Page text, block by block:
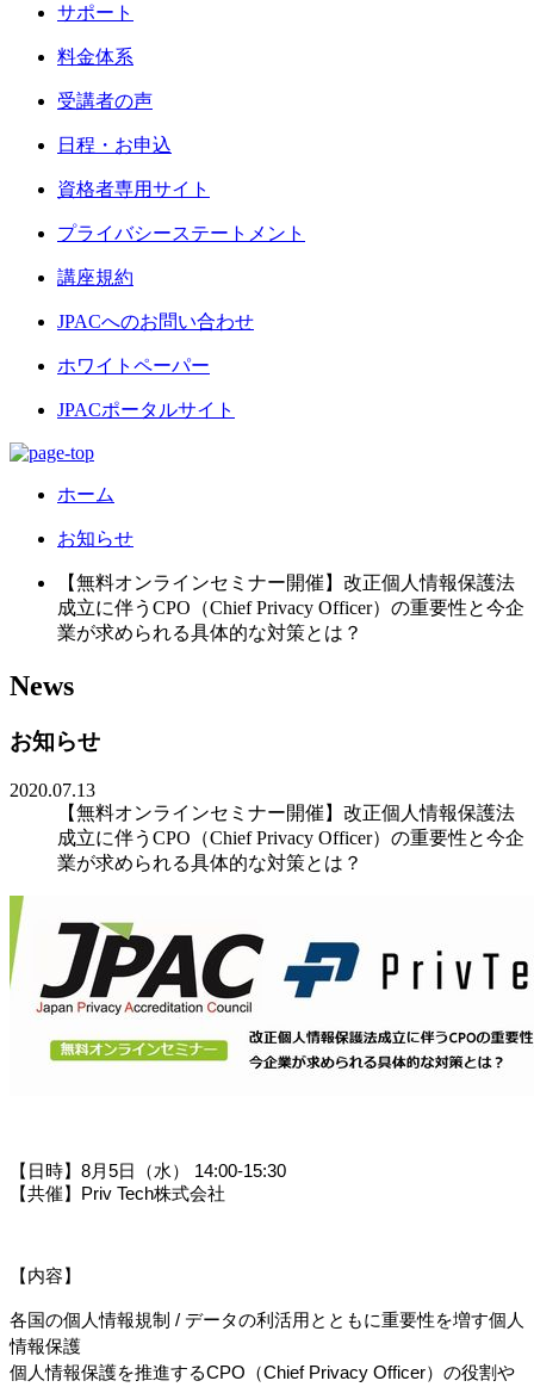
サポート
料金体系
受講者の声
日程・お申込
資格者専用サイト
プライバシーステートメント
講座規約
JPACへのお問い合わせ
ホワイトペーパー
JPACポータルサイト
ホーム
お知らせ
【無料オンラインセミナー開催】改正個人情報保護法
成立に伴うCPO（Chief Privacy Officer）の重要性と今企
業が求められる具体的な対策とは？
News
お知らせ
2020.07.13
【無料オンラインセミナー開催】改正個人情報保護法
成立に伴うCPO（Chief Privacy Officer）の重要性と今企
業が求められる具体的な対策とは？
【日時】8月5日（水） 14:00-15:30
【共催】Priv Tech株式会社
【内容】
各国の個人情報規制 / データの利活用とともに重要性を増す個人
情報保護
個人情報保護を推進するCPO（Chief Privacy Officer）の役割や